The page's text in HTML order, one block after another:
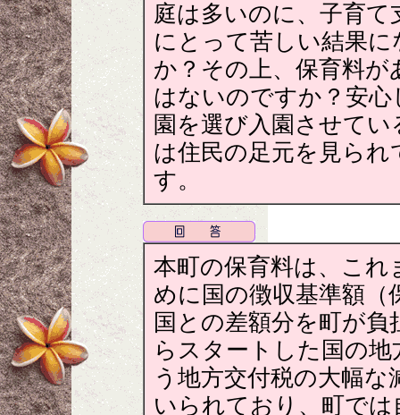
庭は多いのに、子育
にとって苦しい結果
か？その上、保育料
はないのですか？安
園を選び入園させて
は住民の足元を見ら
す。
本町の保育料は、これ
めに国の徴収基準額（
国との差額分を町が
らスタートした国の
う地方交付税の大幅
いられており、町で